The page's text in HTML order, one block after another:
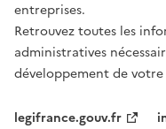
entreprises.
Retrouvez toutes les
administratives
développement de
legifrance.gouv.fr